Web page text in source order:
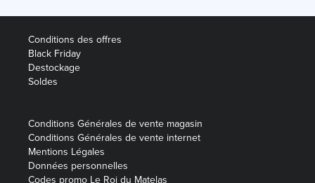
Conditions des offres
Black Friday
Destockage
Soldes
Conditions Générales de vente magasin
Conditions Générales de vente internet
Mentions Légales
Données personnelles
Codes promo Le Roi du Matelas